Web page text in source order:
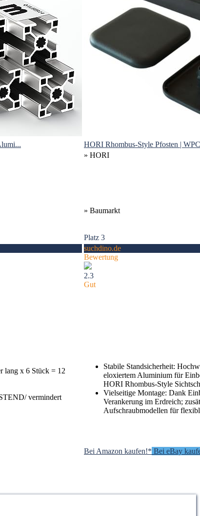
HORI Rhombus-Style Pfosten |
» HORI
» Baumarkt
Platz 3
suchdino.de
Bewertung
2.3
Gut
lang x 6 Stück = 12
vermindert
Stabile Standsicherheit:
eloxiertem Aluminium für
HORI Rhombus-Style
Vielseitige Montage: Dank
Verankerung im Erdreich;
Aufschraubmodellen für
Bei Amazon kaufen!* Bei eBay